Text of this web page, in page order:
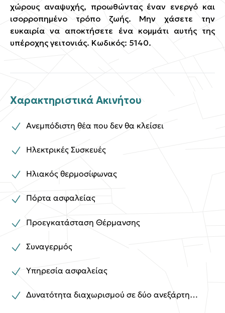
χώρους αναψυχής, προωθώντας έναν ενεργό και
ισορροπημένο τρόπο ζωής. Μην χάσετε την
ευκαιρία να αποκτήσετε ένα κομμάτι αυτής της
υπέροχης γειτονιάς. Κωδικός: 5140.
Χαρακτηριστικά Ακινήτου
Ανεμπόδιστη θέα που δεν θα κλείσει
Ηλεκτρικές Συσκευές
Ηλιακός θερμοσίφωνας
Πόρτα ασφαλείας
Προεγκατάσταση Θέρμανσης
Συναγερμός
Υπηρεσία ασφαλείας
Δυνατότητα διαχωρισμού σε δύο ανεξάρτητες κατοικίες